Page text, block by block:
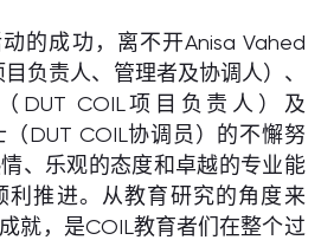
的成功，离不开Anisa Vahed
负责人、管理者及协调人）、
DUT COIL项目负责人）及
（DUT COIL协调员）的不懈努
、乐观的态度和卓越的专业能
利推进。从教育研究的角度来
就，是COIL教育者们在整个过